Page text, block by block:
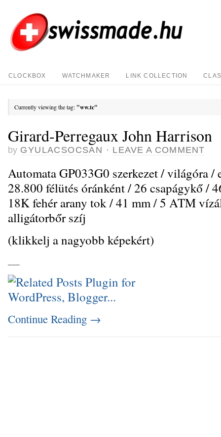
CLOCKBOX WATCHMAKER LINK COLLECTION
Currently viewing the tag: "ww.tc"
Girard-Perregaux John Harrison
by GYULACSOCSAN · LEAVE A COMMENT
Automata GP033G0 szerkezet / világóra /
28.800 félütés óránként / 26 csapágykő /
18K fehér arany tok / 41 mm / 5 ATM
alligátorbőr szíj
(klikkelj a nagyobb képekért)
Continue Reading →